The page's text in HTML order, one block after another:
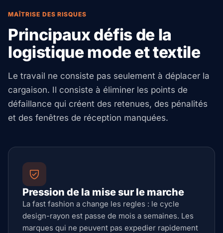
MAÎTRISE DES RISQUES
Principaux défis de la
logistique mode et textile
Le travail ne consiste pas seulement à déplacer la
cargaison. Il consiste à éliminer les points de
défaillance qui créent des retenues, des pénalités
et des fenêtres de réception manquées.
Pression de la mise sur le marche
La fast fashion a change les regles : le cycle
design-rayon est passe de mois a semaines. Les
marques qui ne peuvent pas expedier rapidement